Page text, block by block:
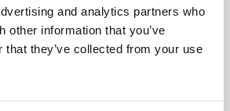
and analytics partners who
other information that you’ve
that they’ve collected from your use
1217, extracteur de poussière
de 17 l pour une utilisation à sec